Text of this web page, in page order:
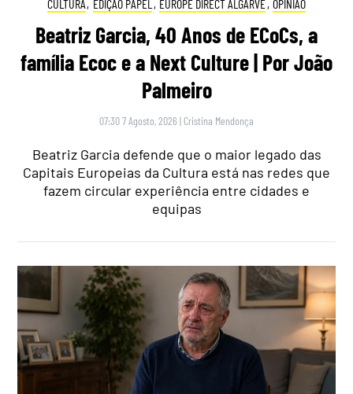
CULTURA, EDIÇÃO PAPEL , EUROPE DIRECT ALGARVE, OPINIÃO
Beatriz Garcia, 40 Anos de ECoCs, a
família Ecoc e a Next Culture | Por João
Palmeiro
07:30 7 Agosto, 2026 | Cristina Mendonça
Beatriz Garcia defende que o maior legado das
Capitais Europeias da Cultura está nas redes que
fazem circular experiência entre cidades e
equipas